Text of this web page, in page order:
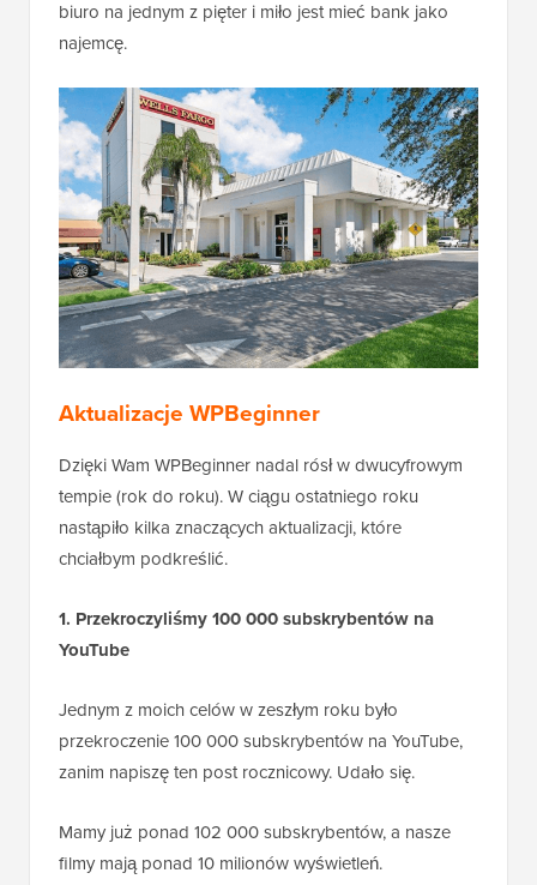
biuro na jednym z pięter i miło jest mieć bank jako
najemcę.
Aktualizacje WPBeginner
Dzięki Wam WPBeginner nadal rósł w dwucyfrowym
tempie (rok do roku). W ciągu ostatniego roku
nastąpiło kilka znaczących aktualizacji, które
chciałbym podkreślić.
1. Przekroczyliśmy 100 000 subskrybentów na
YouTube
Jednym z moich celów w zeszłym roku było
przekroczenie 100 000 subskrybentów na YouTube,
zanim napiszę ten post rocznicowy. Udało się.
Mamy już ponad 102 000 subskrybentów, a nasze
filmy mają ponad 10 milionów wyświetleń.